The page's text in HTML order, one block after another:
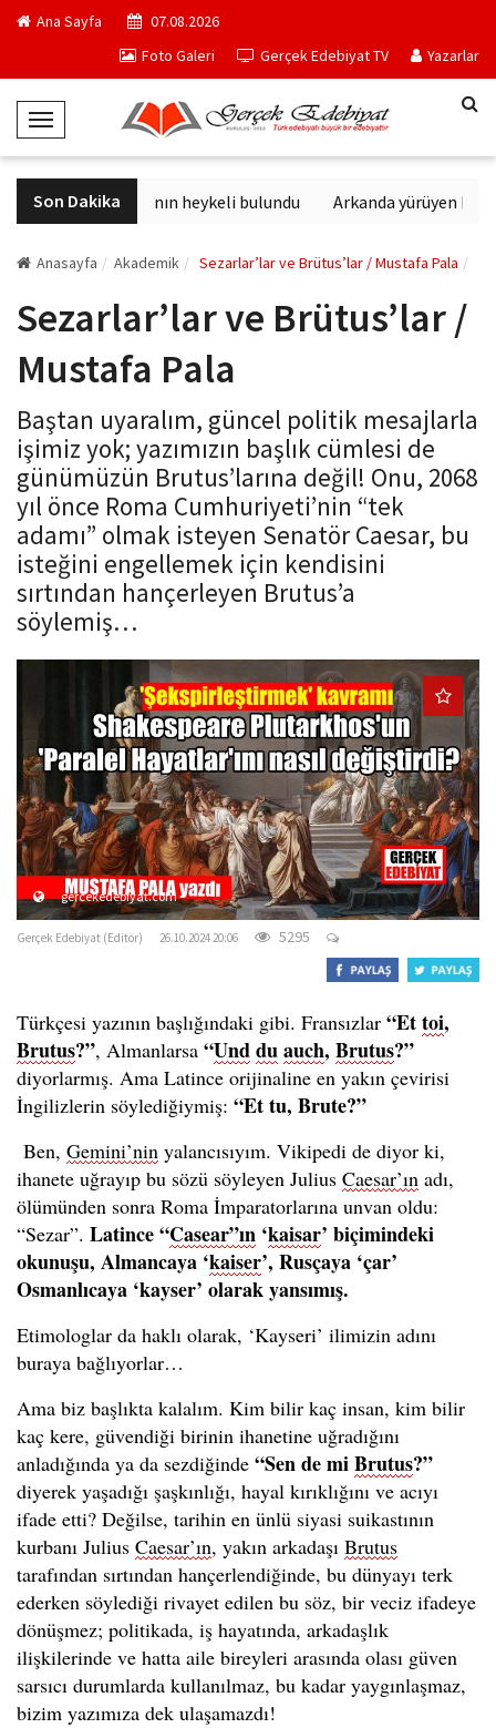
Ana Sayfa
07.08.2026
Foto Galeri
Gerçek Edebiyat TV Yazarlar
T
o
g
g
e
a
a
t
i
o
n
Son Dakika
Sağlık tanrısının heykeli bulundu Arkanda yürüyen M.
Anasayfa Akademik Sezarlar’lar ve Brütus’lar / Mustafa Pala
Sezarlar’lar ve Brütus’lar /
Mustafa Pala
Baştan uyaralım, güncel politik mesajlarla
işimiz yok; yazımızın başlık cümlesi de
günümüzün Brutus’larına değil! Onu, 2068
yıl önce Roma Cumhuriyeti’nin “tek
adamı” olmak isteyen Senatör Caesar, bu
isteğini engellemek için kendisini
sırtından hançerleyen Brutus’a
söylemiş…
gercekedebiyat.com
Gerçek Edebiyat (Editör) 26.10.2024 20:06 5295
Türkçesi yazının başlığındaki gibi. Fransızlar “Ettoi,
Brutus?”, Almanlarsa “Undduauch, Brutus?”
diyorlarmış. Ama Latince orijinaline en yakın çevirisi
İngilizlerin söylediğiymiş: “Et tu, Brute?”
Ben, Gemini’nin yalancısıyım. Vikipedi de diyor ki,
ihanete uğrayıp bu sözü söyleyen Julius Caesar’ın adı,
ölümünden sonra Roma İmparatorlarına unvan oldu:
“Sezar”. Latince “Casear”ın ‘kaisar’ biçimindeki
okunuşu, Almancaya ‘kaiser’, Rusçaya ‘çar’
Osmanlıcaya ‘kayser’ olarak yansımış.
Etimologlar da haklı olarak, ‘Kayseri’ ilimizin adını
buraya bağlıyorlar…
Ama biz başlıkta kalalım. Kim bilir kaç insan, kim bilir
kaç kere, güvendiği birinin ihanetine uğradığını
anladığında ya da sezdiğinde “Sen de miBrutus?”
diyerek yaşadığı şaşkınlığı, hayal kırıklığını ve acıyı
ifade etti? Değilse, tarihin en ünlü siyasi suikastının
kurbanı Julius Caesar’ın, yakın arkadaşı Brutus
tarafından sırtından hançerlendiğinde, bu dünyayı terk
ederken söylediği rivayet edilen bu söz, bir veciz ifadeye
dönüşmez; politikada, iş hayatında, arkadaşlık
ilişkilerinde ve hatta aile bireyleri arasında olası güven
sarsıcı durumlarda kullanılmaz, bu kadar yaygınlaşmaz,
bizim yazımıza dek ulaşamazdı!